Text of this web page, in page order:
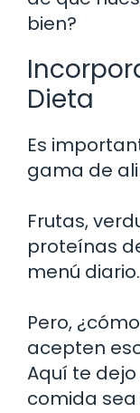
bien?
Dieta
Es
gama de
Frutas,
proteínas
menú diario.
Pero,
acepten
Aquí te
comida